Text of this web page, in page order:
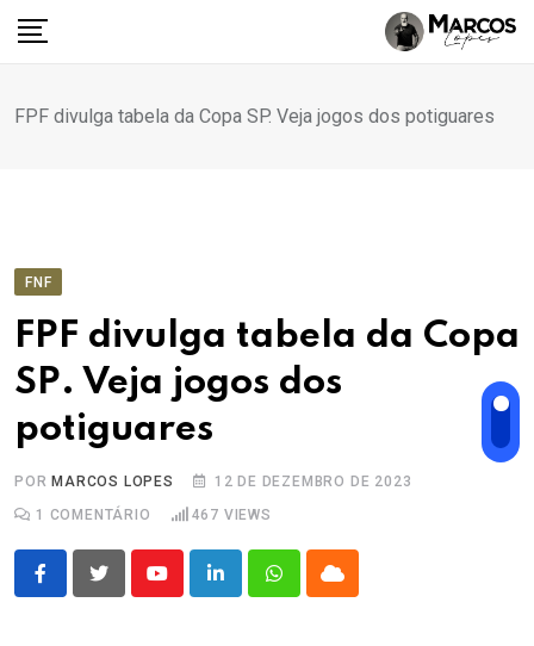
para
conteúdo
FPF divulga tabela da Copa SP. Veja jogos dos potiguares
FNF
FPF divulga tabela da Copa
SP. Veja jogos dos
potiguares
PORMARCOS LOPES
12 DE DEZEMBRO DE 2023
1 COMENTÁRIO 467 VIEWS
YoutubeLinkedInWhatsappCloud